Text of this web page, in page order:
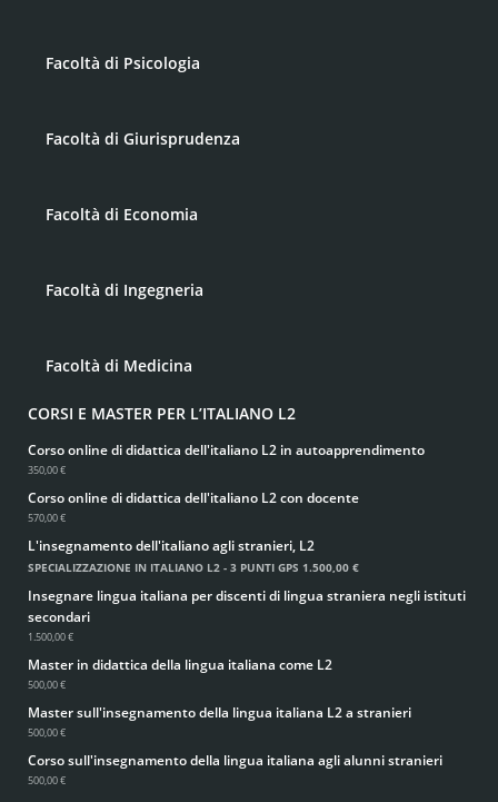
Facoltà di Psicologia
Facoltà di Giurisprudenza
Facoltà di Economia
Facoltà di Ingegneria
Facoltà di Medicina
CORSI E MASTER PER L’ITALIANO L2
Corso online di didattica dell'italiano L2 in autoapprendimento
350,00 €
Corso online di didattica dell'italiano L2 con docente
570,00 €
L'insegnamento dell'italiano agli stranieri, L2
SPECIALIZZAZIONE IN ITALIANO L2 - 3 PUNTI GPS 1.500,00 €
Insegnare lingua italiana per discenti di lingua straniera negli istituti
secondari
1.500,00 €
Master in didattica della lingua italiana come L2
500,00 €
Master sull'insegnamento della lingua italiana L2 a stranieri
500,00 €
Corso sull'insegnamento della lingua italiana agli alunni stranieri
500,00 €